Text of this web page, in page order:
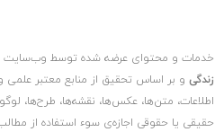
خدمات و محتوای عرضه شده توسط وب‌سایت
زندگی و بر اساس تحقیق از منابع معتبر
اطلاعات، متن‌ها، عکس‌ها، نقشه‌ها، طرح‌ها،
حقیقی یا حقوقی اجازه‌ی سوء استفاده از